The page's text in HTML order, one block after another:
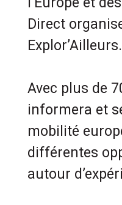
Direct
Explor’Ailleurs.
Avec plus de
informera et
mobilité
différentes
autour